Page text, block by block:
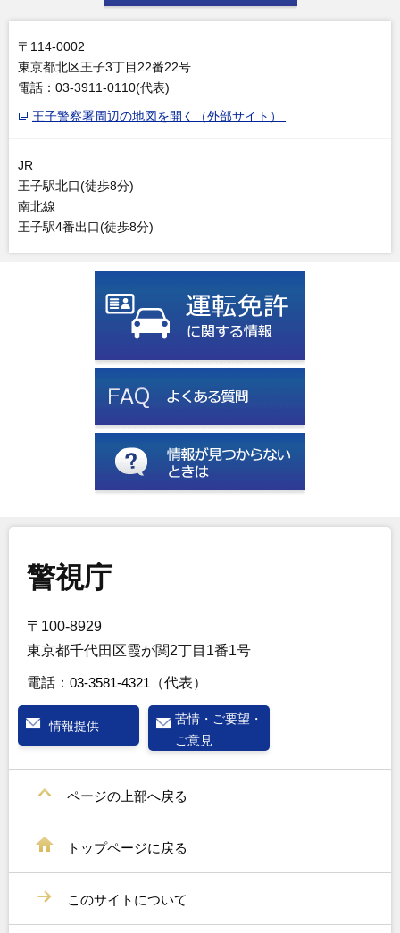
〒114-0002
東京都北区王子3丁目22番22号
電話：03-3911-0110(代表)
王子警察署周辺の地図を開く（外部サイト）
JR
王子駅北口(徒歩8分)
南北線
王子駅4番出口(徒歩8分)
警視庁
〒100-8929
東京都千代田区霞が関2丁目1番1号
電話： 03-3581-4321 （代表）
情報提供
苦情・ご要望・
ご意見
ページの上部へ戻る
トップページに戻る
このサイトについて